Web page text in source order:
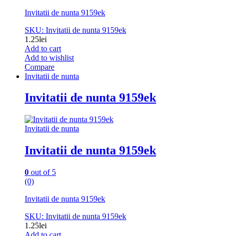
Invitatii de nunta 9159ek
SKU: Invitatii de nunta 9159ek
1.25lei
Add to cart
Add to wishlist
Compare
Invitatii de nunta
Invitatii de nunta 9159ek
Invitatii de nunta
Invitatii de nunta 9159ek
0 out of 5
(0)
Invitatii de nunta 9159ek
SKU: Invitatii de nunta 9159ek
1.25lei